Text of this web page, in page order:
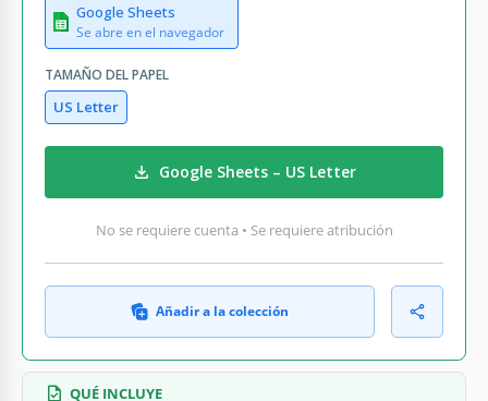
Google Sheets
Se abre en el navegador
TAMAÑO DEL PAPEL
US Letter
Google Sheets – US Letter
No se requiere cuenta • Se requiere atribución
Añadir a la colección
QUÉ INCLUYE